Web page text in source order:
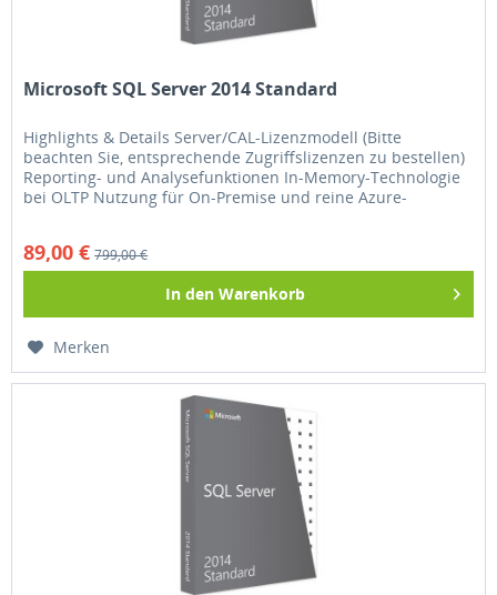
Microsoft SQL Server 2014 Standard
Highlights & Details Server/CAL-Lizenzmodell (Bitte
beachten Sie, entsprechende Zugriffslizenzen zu bestellen)
Reporting- und Analysefunktionen In-Memory-Technologie
bei OLTP Nutzung für On-Premise und reine Azure-
89,00 € 799,00 €
In den Warenkorb
Merken